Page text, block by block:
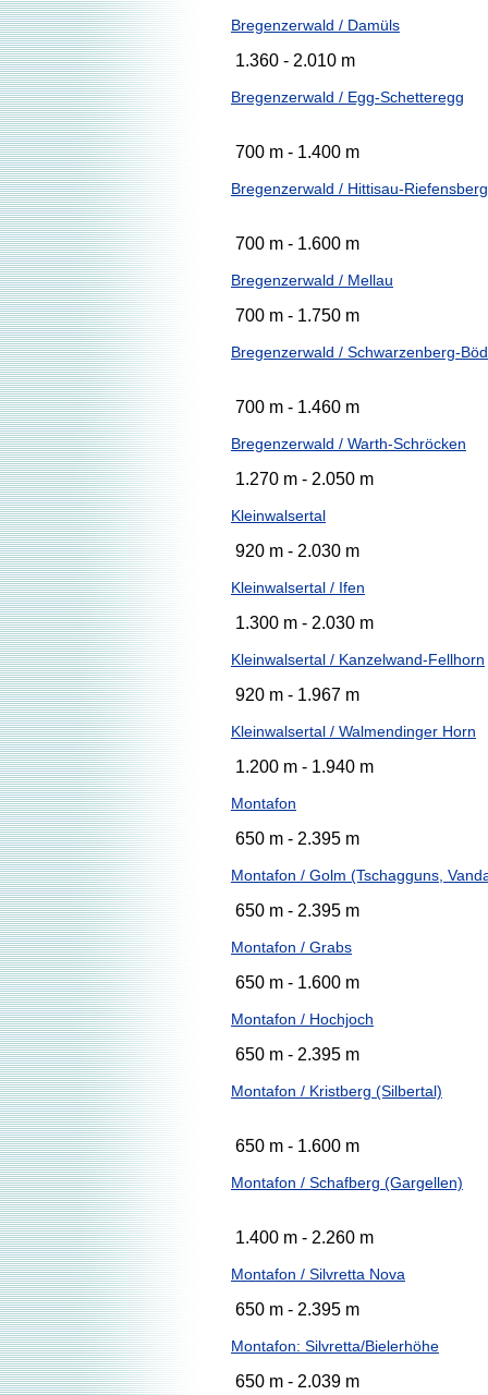
Bregenzerwald / Damüls
1.360 - 2.010 m
Bregenzerwald / Egg-Schetteregg
700 m - 1.400 m
Bregenzerwald / Hittisau-Riefensberg
700 m - 1.600 m
Bregenzerwald / Mellau
700 m - 1.750 m
Bregenzerwald / Schwarzenberg-
700 m - 1.460 m
Bregenzerwald / Warth-Schröcken
1.270 m - 2.050 m
Kleinwalsertal
920 m - 2.030 m
Kleinwalsertal / Ifen
1.300 m - 2.030 m
Kleinwalsertal / Kanzelwand-Fellhorn
920 m - 1.967 m
Kleinwalsertal / Walmendinger Horn
1.200 m - 1.940 m
Montafon
650 m - 2.395 m
Montafon / Golm (Tschagguns,
650 m - 2.395 m
Montafon / Grabs
650 m - 1.600 m
Montafon / Hochjoch
650 m - 2.395 m
Montafon / Kristberg (Silbertal)
650 m - 1.600 m
Montafon / Schafberg (Gargellen)
1.400 m - 2.260 m
Montafon / Silvretta Nova
650 m - 2.395 m
Montafon: Silvretta/Bielerhöhe
650 m - 2.039 m